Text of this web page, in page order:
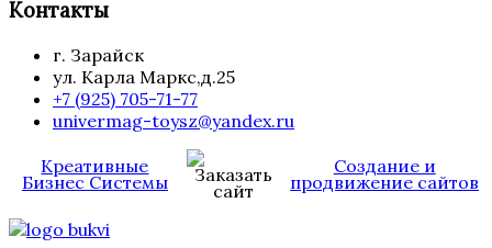
Контакты
г. Зарайск
ул. Карла Маркс,д.25
+7 (925) 705-71-77
univermag-toysz@yandex.ru
Креативные
Бизнес Системы
Создание и
продвижение сайтов